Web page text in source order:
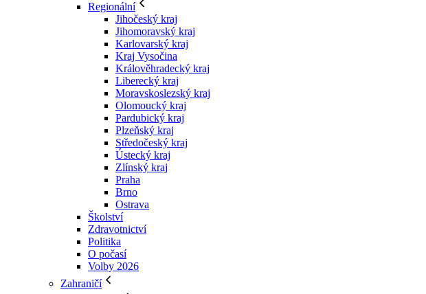
Regionální
Jihočeský kraj
Jihomoravský kraj
Karlovarský kraj
Kraj Vysočina
Králověhradecký kraj
Liberecký kraj
Moravskoslezský kraj
Olomoucký kraj
Pardubický kraj
Plzeňský kraj
Středočeský kraj
Ústecký kraj
Zlínský kraj
Praha
Brno
Ostrava
Školství
Zdravotnictví
Politika
O počasí
Volby 2026
Zahraničí